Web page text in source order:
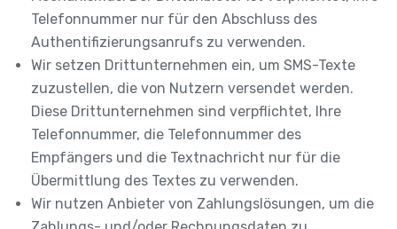
Telefonnummer nur für den Abschluss des
Authentifizierungsanrufs zu verwenden.
Wir setzen Drittunternehmen ein, um SMS-Texte
zuzustellen, die von Nutzern versendet werden.
Diese Drittunternehmen sind verpflichtet, Ihre
Telefonnummer, die Telefonnummer des
Empfängers und die Textnachricht nur für die
Übermittlung des Textes zu verwenden.
Wir nutzen Anbieter von Zahlungslösungen, um die